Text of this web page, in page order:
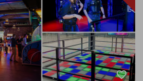
favorite_border